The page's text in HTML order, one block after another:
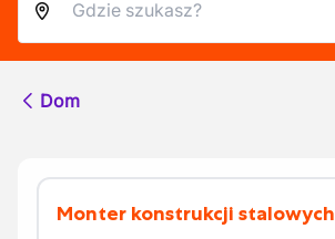
Dom
Monter konstrukcji stalowych